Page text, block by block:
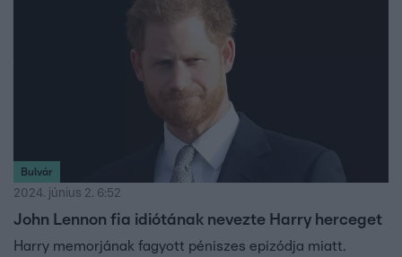
és hogy milyen a jelenlegi kapcsolata a családdal a királyi
feladatairól lemondott Harry hercegnek, arról Shenouda
Nórával, az angol királyi család szakértőjével, a Royal
sztorik & Királyi krónikák blog szerzőjével beszélgettünk a
Bulvár
2024. június 2. 6:52
John Lennon fia idiótának nevezte Harry herceget
Harry memorjának fagyott péniszes epizódja miatt.